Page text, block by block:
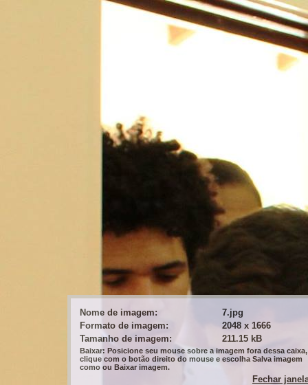
Nome de imagem:
7.jpg
Formato de imagem:
2048 x 1666
Tamanho de imagem:
211.15 kB
Baixar: Posicione seu mouse sobre a imagem fora dessa caixa,
clique com o botão direito do mouse e escolha Salva imagem
como ou Baixar imagem.
Fechar